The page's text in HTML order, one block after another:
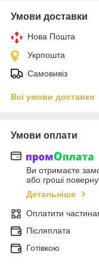
Умови доставки
Нова Пошта
Укрпошта
Самовивіз
Всі умови доставки
Умови оплати
Ви отримаєте
або гроші
Детальніше
Оплатити
Післяплата
Готівкою